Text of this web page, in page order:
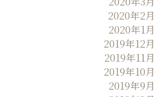
2020年2月
2020年1月
2019年12月
2019年11月
2019年10月
2019年9月